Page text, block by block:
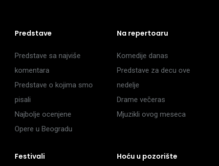
Predstave
Predstave sa najviše
komentara
Predstave o kojima smo
pisali
Najbolje ocenjene
Opere u Beogradu
Na repertoaru
Komedije danas
Predstave za decu ove
nedelje
Drame večeras
Mjuzikli ovog meseca
Festivali Hoću u pozorište